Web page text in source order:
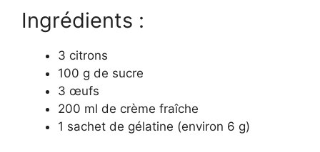
Ingrédients :
3 citrons
100 g de sucre
3 œufs
200 ml de crème fraîche
1 sachet de gélatine (environ 6 g)